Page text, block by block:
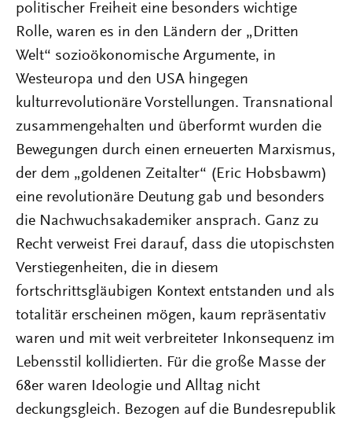
politischer Freiheit eine besonders wichtige
Rolle, waren es in den Ländern der „Dritten
Welt“ sozioökonomische Argumente, in
Westeuropa und den USA hingegen
kulturrevolutionäre Vorstellungen. Transnational
zusammengehalten und überformt wurden die
Bewegungen durch einen erneuerten Marxismus,
der dem „goldenen Zeitalter“ (Eric Hobsbawm)
eine revolutionäre Deutung gab und besonders
die Nachwuchsakademiker ansprach. Ganz zu
Recht verweist Frei darauf, dass die utopischsten
Verstiegenheiten, die in diesem
fortschrittsgläubigen Kontext entstanden und als
totalitär erscheinen mögen, kaum repräsentativ
waren und mit weit verbreiteter Inkonsequenz im
Lebensstil kollidierten. Für die große Masse der
68er waren Ideologie und Alltag nicht
deckungsgleich. Bezogen auf die Bundesrepublik